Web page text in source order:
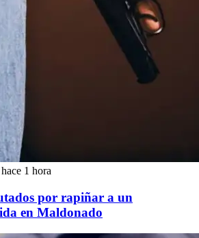
hace 1 hora
por rapiñar a un
en Maldonado